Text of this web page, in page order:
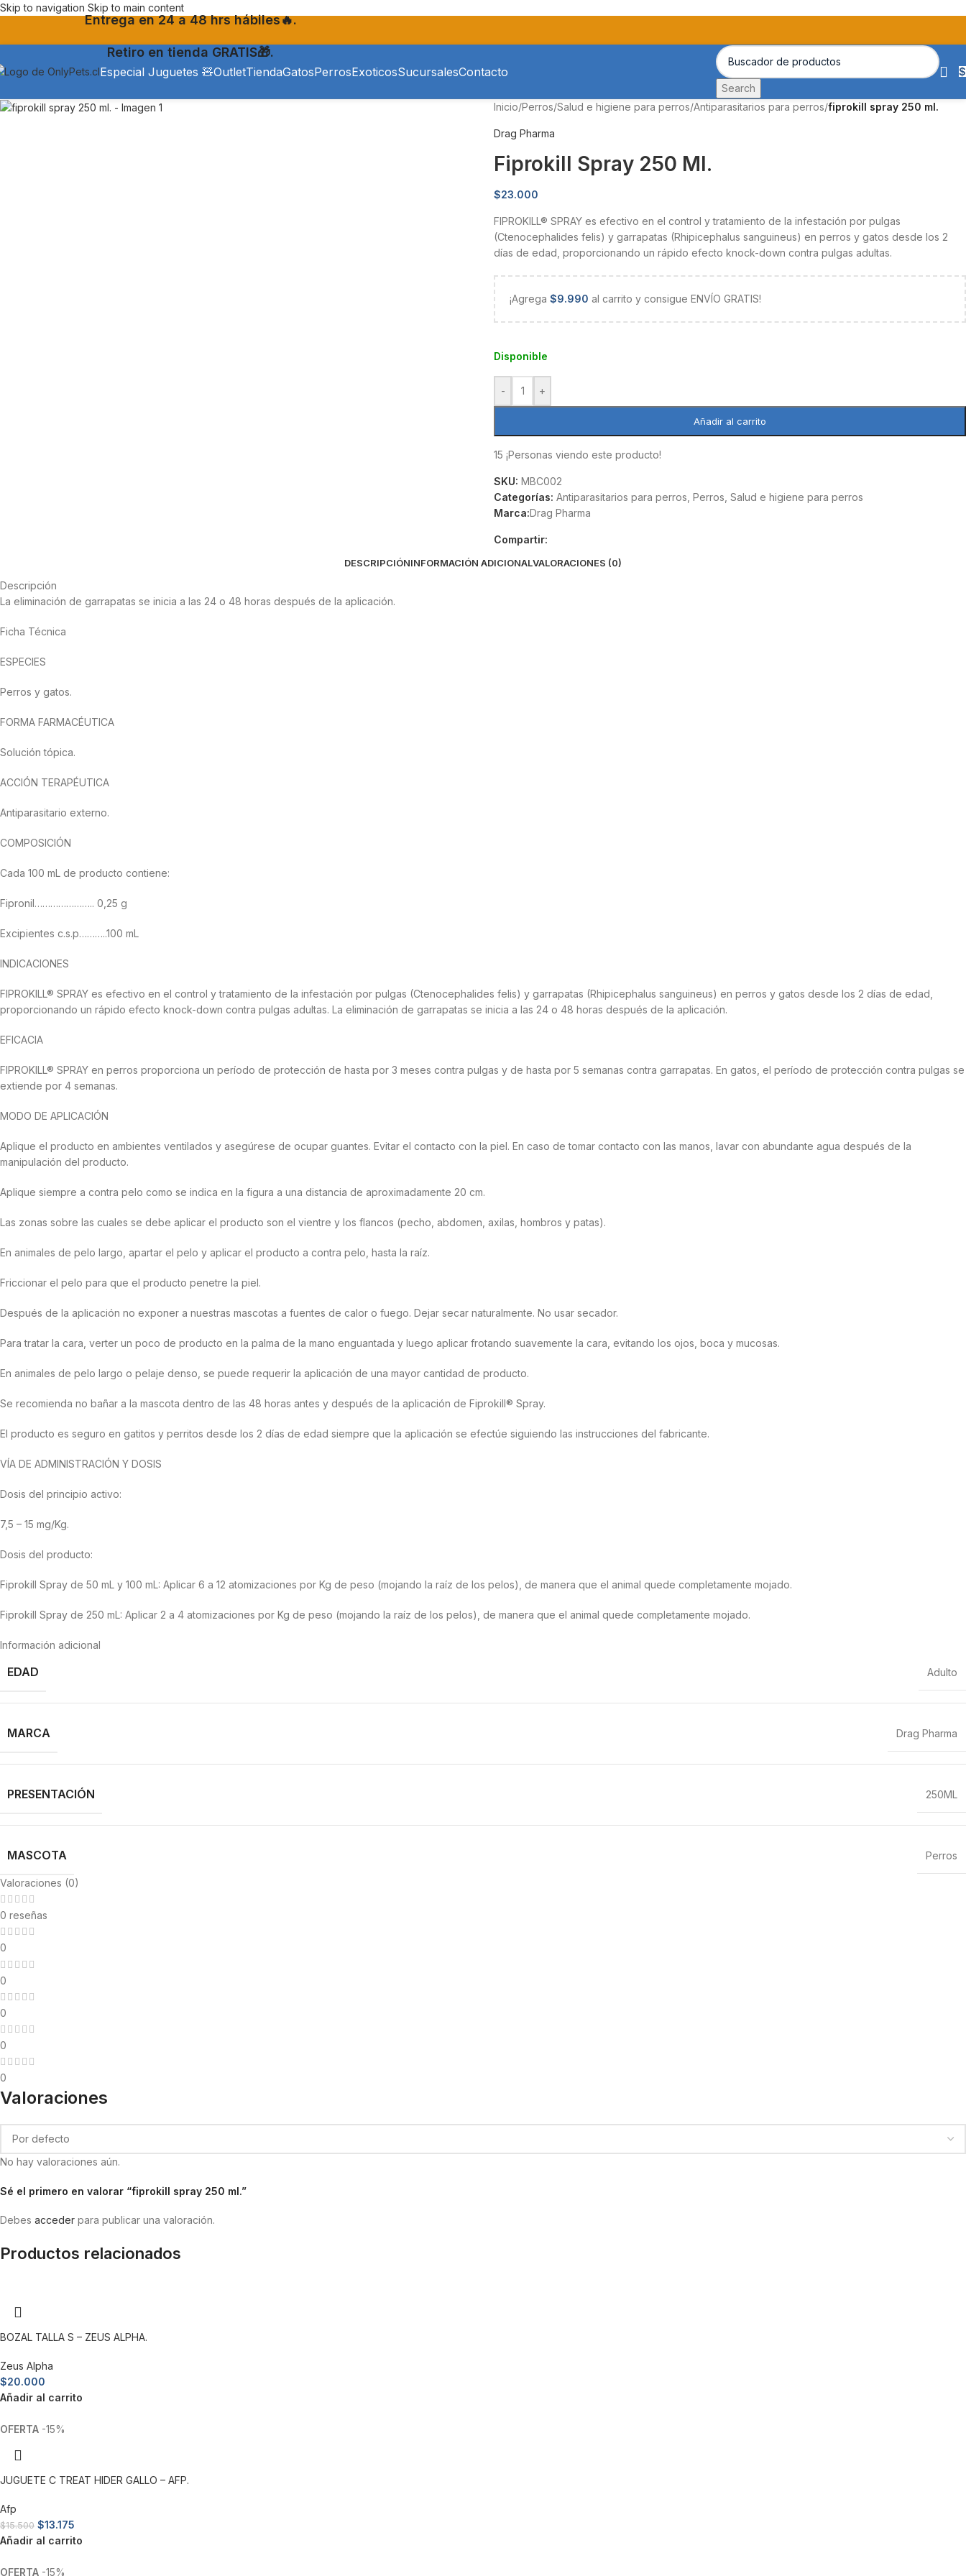
Skip to navigation Skip to main content
Entrega en 24 a 48 hrs hábiles🔥.
Retiro en tienda GRATIS🎁.
Especial Juguetes 🧸OutletTiendaGatosPerrosExoticosSucursalesContacto
Search
$
Inicio/Perros/Salud e higiene para perros/Antiparasitarios para perros/fiprokill spray 250 ml.
Drag Pharma
Fiprokill Spray 250 Ml.
$23.000
FIPROKILL® SPRAY es efectivo en el control y tratamiento de la infestación por pulgas
(Ctenocephalides felis) y garrapatas (Rhipicephalus sanguineus) en perros y gatos desde los 2
días de edad, proporcionando un rápido efecto knock-down contra pulgas adultas.
¡Agrega $9.990 al carrito y consigue ENVÍO GRATIS!
Disponible
- +
Añadir al carrito
15 ¡Personas viendo este producto!
SKU: MBC002
Categorías: Antiparasitarios para perros Perros Salud e higiene para perros
Marca:Drag Pharma
Compartir:
DESCRIPCIÓNINFORMACIÓN ADICIONALVALORACIONES (0)
Descripción
La eliminación de garrapatas se inicia a las 24 o 48 horas después de la aplicación.
Ficha Técnica
ESPECIES
Perros y gatos.
FORMA FARMACÉUTICA
Solución tópica.
ACCIÓN TERAPÉUTICA
Antiparasitario externo.
COMPOSICIÓN
Cada 100 mL de producto contiene:
Fipronil………………….. 0,25 g
Excipientes c.s.p………..100 mL
INDICACIONES
FIPROKILL® SPRAY es efectivo en el control y tratamiento de la infestación por pulgas (Ctenocephalides felis) y garrapatas (Rhipicephalus sanguineus) en perros y gatos desde los 2 días de edad,
proporcionando un rápido efecto knock-down contra pulgas adultas. La eliminación de garrapatas se inicia a las 24 o 48 horas después de la aplicación.
EFICACIA
FIPROKILL® SPRAY en perros proporciona un período de protección de hasta por 3 meses contra pulgas y de hasta por 5 semanas contra garrapatas. En gatos, el período de protección contra pulgas se
extiende por 4 semanas.
MODO DE APLICACIÓN
Aplique el producto en ambientes ventilados y asegúrese de ocupar guantes. Evitar el contacto con la piel. En caso de tomar contacto con las manos, lavar con abundante agua después de la
manipulación del producto.
Aplique siempre a contra pelo como se indica en la figura a una distancia de aproximadamente 20 cm.
Las zonas sobre las cuales se debe aplicar el producto son el vientre y los flancos (pecho, abdomen, axilas, hombros y patas).
En animales de pelo largo, apartar el pelo y aplicar el producto a contra pelo, hasta la raíz.
Friccionar el pelo para que el producto penetre la piel.
Después de la aplicación no exponer a nuestras mascotas a fuentes de calor o fuego. Dejar secar naturalmente. No usar secador.
Para tratar la cara, verter un poco de producto en la palma de la mano enguantada y luego aplicar frotando suavemente la cara, evitando los ojos, boca y mucosas.
En animales de pelo largo o pelaje denso, se puede requerir la aplicación de una mayor cantidad de producto.
Se recomienda no bañar a la mascota dentro de las 48 horas antes y después de la aplicación de Fiprokill® Spray.
El producto es seguro en gatitos y perritos desde los 2 días de edad siempre que la aplicación se efectúe siguiendo las instrucciones del fabricante.
VÍA DE ADMINISTRACIÓN Y DOSIS
Dosis del principio activo:
7,5 – 15 mg/Kg.
Dosis del producto:
Fiprokill Spray de 50 mL y 100 mL: Aplicar 6 a 12 atomizaciones por Kg de peso (mojando la raíz de los pelos), de manera que el animal quede completamente mojado.
Fiprokill Spray de 250 mL: Aplicar 2 a 4 atomizaciones por Kg de peso (mojando la raíz de los pelos), de manera que el animal quede completamente mojado.
Información adicional
EDAD Adulto
MARCA Drag Pharma
PRESENTACIÓN 250ML
MASCOTA Perros
Valoraciones (0)
0 reseñas
0
0
0
0
0
Valoraciones
No hay valoraciones aún.
Sé el primero en valorar “fiprokill spray 250 ml.”
Debes acceder para publicar una valoración.
Productos relacionados
BOZAL TALLA S – ZEUS ALPHA.
Zeus Alpha
$20.000
Añadir al carrito
-15%
JUGUETE C TREAT HIDER GALLO – AFP.
Afp
$15.500 $13.175
Añadir al carrito
-15%